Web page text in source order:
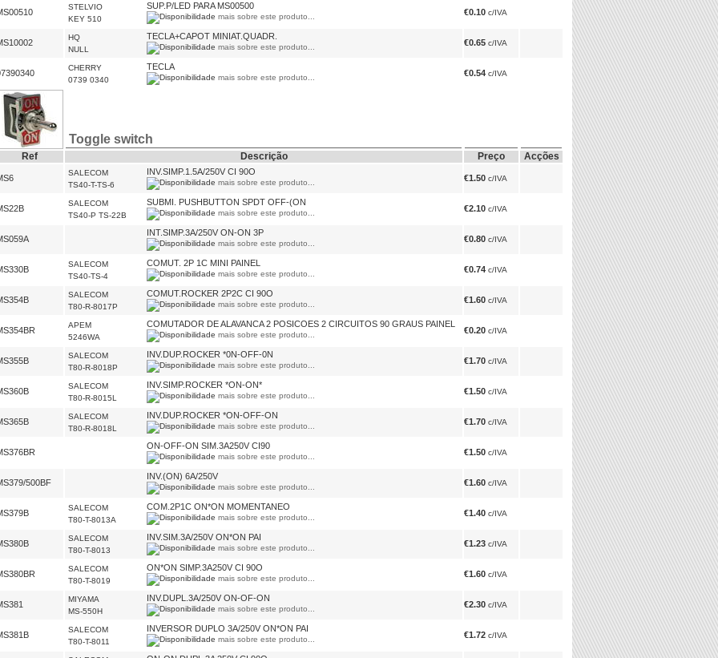
STELVIO
KEY 510
SUP.P/LED PARA MS00500
mais sobre este produto... €0.10 c/IVA
HQ
NULL
TECLA+CAPOT MINIAT.QUADR.
mais sobre este produto... €0.65 c/IVA
CHERRY
0739 0340
TECLA
mais sobre este produto... €0.54 c/IVA
Toggle switch
Ref Descrição Preço Acções
SALECOM
TS40-T-TS-6
INV.SIMP.1.5A/250V CI 90O
mais sobre este produto... €1.50 c/IVA
SALECOM
TS40-P TS-22B
SUBMI. PUSHBUTTON SPDT OFF-(ON
mais sobre este produto... €2.10 c/IVA
INT.SIMP.3A/250V ON-ON 3P
mais sobre este produto... €0.80 c/IVA
SALECOM
TS40-TS-4
COMUT. 2P 1C MINI PAINEL
mais sobre este produto... €0.74 c/IVA
SALECOM
T80-R-8017P
COMUT.ROCKER 2P2C CI 90O
mais sobre este produto... €1.60 c/IVA
APEM
5246WA
COMUTADOR DE ALAVANCA 2 POSICOES 2 CIRCUITOS 90 GRAUS PAINEL
mais sobre este produto... €0.20 c/IVA
SALECOM
T80-R-8018P
INV.DUP.ROCKER *0N-OFF-0N
mais sobre este produto... €1.70 c/IVA
SALECOM
T80-R-8015L
INV.SIMP.ROCKER *ON-ON*
mais sobre este produto... €1.50 c/IVA
SALECOM
T80-R-8018L
INV.DUP.ROCKER *ON-OFF-ON
mais sobre este produto... €1.70 c/IVA
ON-OFF-ON SIM.3A250V CI90
mais sobre este produto... €1.50 c/IVA
500BF
INV.(ON) 6A/250V
mais sobre este produto... €1.60 c/IVA
SALECOM
T80-T-8013A
COM.2P1C ON*ON MOMENTANEO
mais sobre este produto... €1.40 c/IVA
SALECOM
T80-T-8013
INV.SIM.3A/250V ON*ON PAI
mais sobre este produto... €1.23 c/IVA
SALECOM
T80-T-8019
ON*ON SIMP.3A250V CI 90O
mais sobre este produto... €1.60 c/IVA
MIYAMA
MS-550H
INV.DUPL.3A/250V ON-OF-ON
mais sobre este produto... €2.30 c/IVA
SALECOM
T80-T-8011
INVERSOR DUPLO 3A/250V ON*ON PAI
mais sobre este produto... €1.72 c/IVA